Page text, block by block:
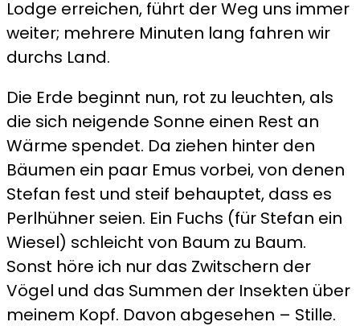
Lodge erreichen, führt der Weg uns immer
weiter; mehrere Minuten lang fahren wir
durchs Land.
Die Erde beginnt nun, rot zu leuchten, als
die sich neigende Sonne einen Rest an
Wärme spendet. Da ziehen hinter den
Bäumen ein paar Emus vorbei, von denen
Stefan fest und steif behauptet, dass es
Perlhühner seien. Ein Fuchs (für Stefan ein
Wiesel) schleicht von Baum zu Baum.
Sonst höre ich nur das Zwitschern der
Vögel und das Summen der Insekten über
meinem Kopf. Davon abgesehen – Stille.